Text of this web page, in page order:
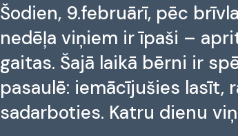
Šodien, 9.februārī, pēc
nedēļa viņiem ir īpaši –
gaitas. Šajā laikā bērni ir
pasaulē: iemācījušies lasīt,
sadarboties. Katru dienu